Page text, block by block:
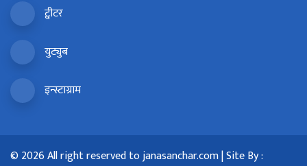
ट्वीटर
युट्युब
इन्स्टाग्राम
© 2026 All right reserved to janasanchar.com | Site By :